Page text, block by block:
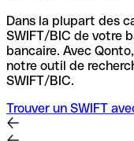
Dans la plupart des
SWIFT/BIC de votre
bancaire. Avec
notre outil de
SWIFT/BIC.
Trouver un SWIFT